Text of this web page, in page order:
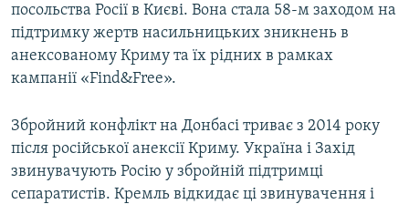
посольства Росії в Києві. Вона стала 58-м заходом на
підтримку жертв насильницьких зникнень в
анексованому Криму та їх рідних в рамках
кампанії «Find&Free».
Збройний конфлікт на Донбасі триває з 2014 року
після російської анексії Криму. Україна і Захід
звинувачують Росію у збройній підтримці
сепаратистів. Кремль відкидає ці звинувачення і